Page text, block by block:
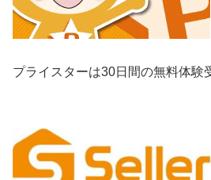
プライスターは30日間の無料体験